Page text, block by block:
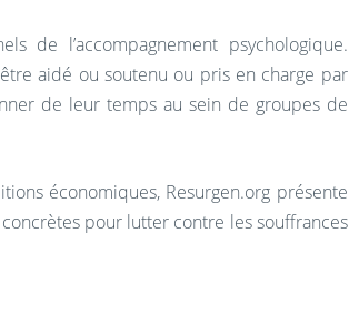
de l’accompagnement psychologique.
aidé ou soutenu ou pris en charge par
de leur temps au sein de groupes de
économiques, Resurgen.org présente
pour lutter contre les souffrances